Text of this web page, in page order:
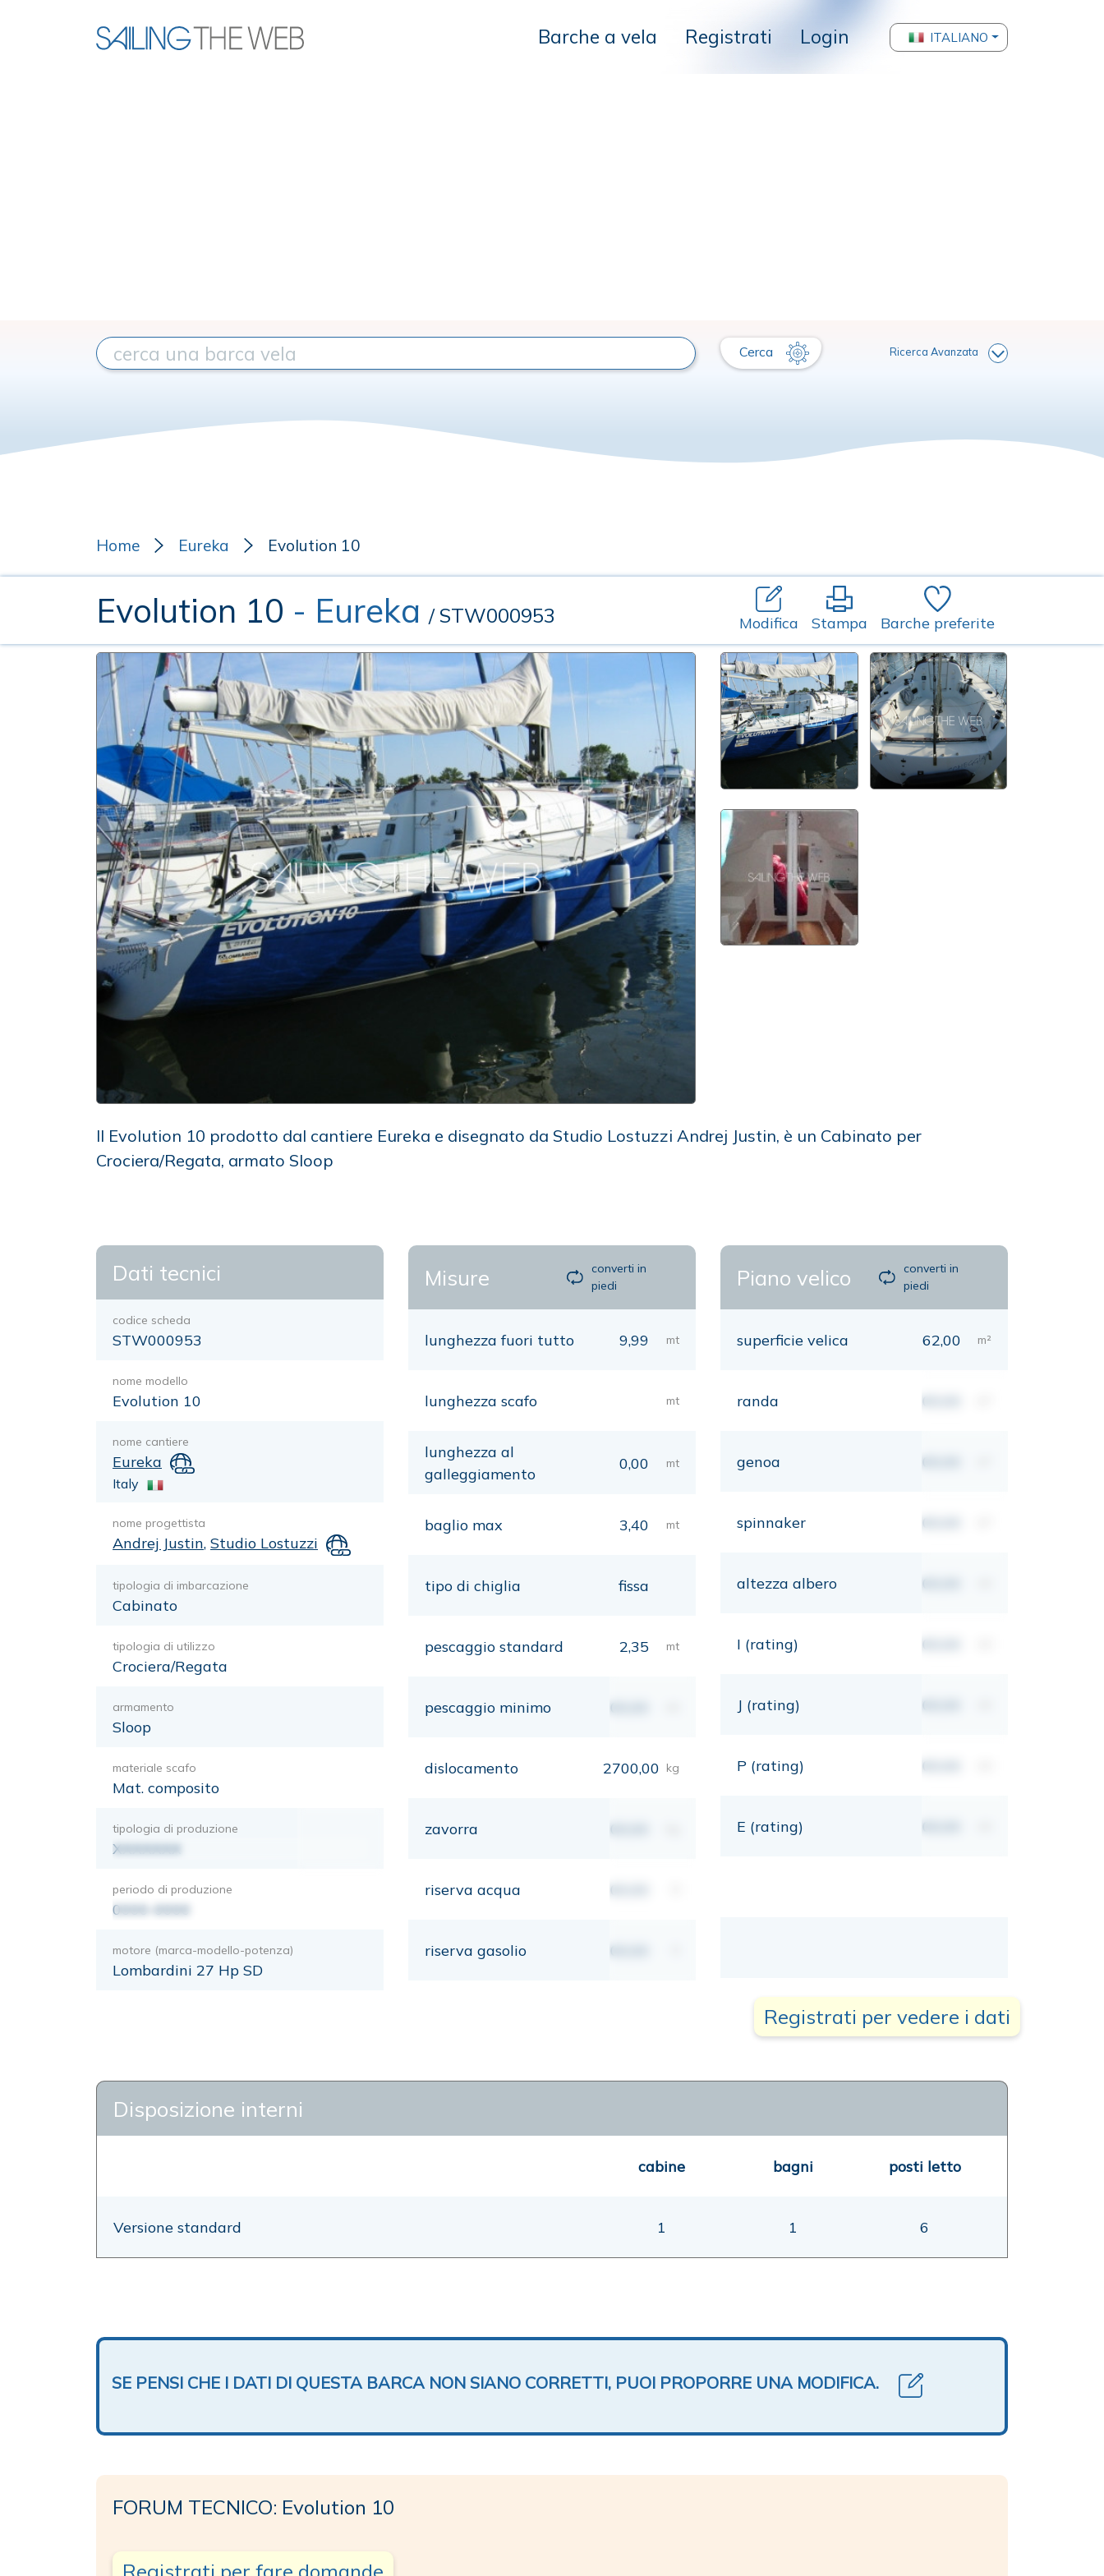
Barche a vela Registrati Login ITALIANO
Cerca Ricerca Avanzata
Home Eureka Evolution 10
Evolution 10 - Eureka / STW000953 Modifica Stampa Barche preferite
Il Evolution 10 prodotto dal cantiere Eureka e disegnato da Studio Lostuzzi Andrej Justin, è un Cabinato per
Crociera/Regata, armato Sloop
Dati tecnici
codice scheda
STW000953
nome modello
Evolution 10
nome cantiere
Eureka
Italy
nome progettista
Andrej Justin, Studio Lostuzzi
tipologia di imbarcazione
Cabinato
tipologia di utilizzo
Crociera/Regata
armamento
Sloop
materiale scafo
Mat. composito
tipologia di produzione
XXXXXXX
periodo di produzione
0000-0000
motore (marca-modello-potenza)
Lombardini 27 Hp SD
Misure
converti in
piedi
lunghezza fuori tutto 9,99 mt
lunghezza scafo mt
lunghezza al
galleggiamento
0,00 mt
baglio max 3,40 mt
tipo di chiglia fissa
pescaggio standard 2,35 mt
pescaggio minimo 00,00
dislocamento 2700,00 kg
zavorra 00,00
riserva acqua 00,00
riserva gasolio 00,00
Piano velico
converti in
piedi
superficie velica 62,00 m²
randa 00,00
genoa 00,00
spinnaker 00,00
altezza albero 00,00
I (rating) 00,00
J (rating) 00,00
P (rating) 00,00
E (rating) 00,00
Registrati per vedere i dati
Disposizione interni
cabine bagni posti letto
Versione standard 1 1 6
SE PENSI CHE I DATI DI QUESTA BARCA NON SIANO CORRETTI, PUOI PROPORRE UNA MODIFICA.
FORUM TECNICO: Evolution 10
Registrati per fare domande